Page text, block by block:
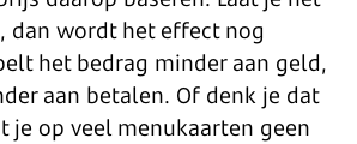
dan wordt het effect nog
het bedrag minder aan geld,
aan betalen. Of denk je dat
je op veel menukaarten geen